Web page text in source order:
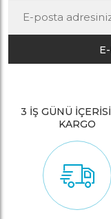
3 İŞ GÜNÜ
KARGO